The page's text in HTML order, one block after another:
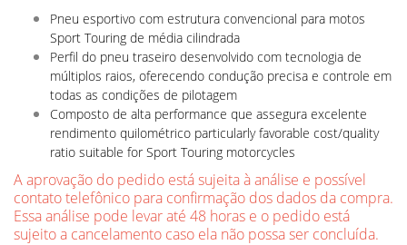
Pneu esportivo com estrutura convencional para motos
Sport Touring de média cilindrada
Perfil do pneu traseiro desenvolvido com tecnologia de
múltiplos raios, oferecendo condução precisa e controle em
todas as condições de pilotagem
Composto de alta performance que assegura excelente
rendimento quilométrico particularly favorable cost/quality
ratio suitable for Sport Touring motorcycles
A aprovação do pedido está sujeita à análise e possível
contato telefônico para confirmação dos dados da compra.
Essa análise pode levar até 48 horas e o pedido está
sujeito a cancelamento caso ela não possa ser concluída.